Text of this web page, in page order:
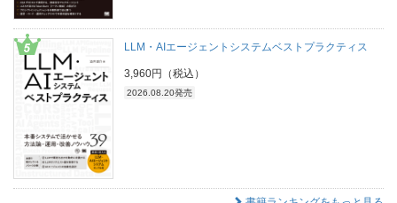
LLM・AIエージェントシステムベストプラクティス
3,960円（税込）
2026.08.20発売